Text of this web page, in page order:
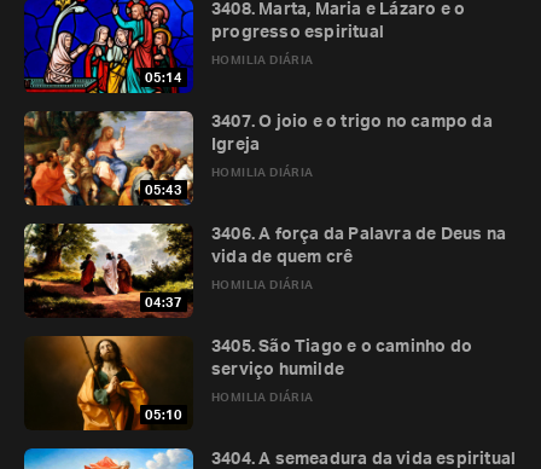
05:14
HOMILIA DIÁRIA
3408. Marta, Maria e Lázaro e o
progresso espiritual
05:43
HOMILIA DIÁRIA
3407. O joio e o trigo no campo da
Igreja
04:37
HOMILIA DIÁRIA
3406. A força da Palavra de Deus na
vida de quem crê
05:10
HOMILIA DIÁRIA
3405. São Tiago e o caminho do
serviço humilde
3404. A semeadura da vida espiritual